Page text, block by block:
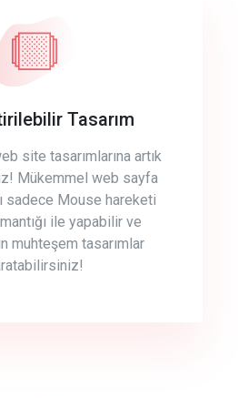
Tasarım
site tasarımlarına artık
Mükemmel web sayfa
sadece Mouse hareketi
ile yapabilir ve
muhteşem tasarımlar